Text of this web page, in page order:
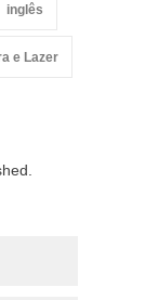
inglês
e Lazer